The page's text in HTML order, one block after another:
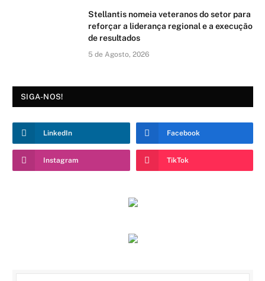
Stellantis nomeia veteranos do setor para
reforçar a liderança regional e a execução
de resultados
5 de Agosto, 2026
SIGA-NOS!
LinkedIn Facebook
Instagram TikTok